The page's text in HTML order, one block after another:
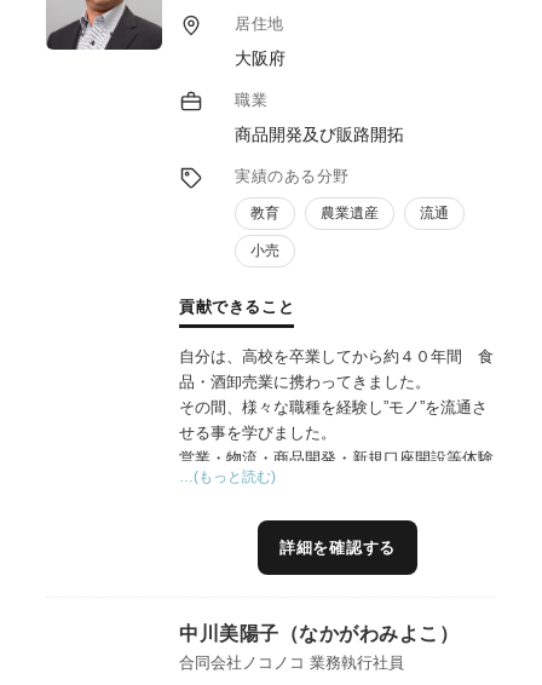
居住地
大阪府
職業
商品開発及び販路開拓
実績のある分野
教育 農業遺産 流通
小売
貢献できること
自分は、高校を卒業してから約４０年間 食
品・酒卸売業に携わってきました。
その間、様々な職種を経験し”モノ”を流通さ
せる事を学びました。
営業・物流・商品開発・新規口座開設等体験
しこの４０年間の経験値を生かす為
中心に活動しております。
自分は、日本の”食”が大好きで一般的には流
ます。今後、日本の人口は減り
各地の生産者の方々も高齢化で継承出来ない
…(もっと読む)
詳細を確認する
中川美陽子（なかがわみよこ）
合同会社ノコノコ 業務執行社員